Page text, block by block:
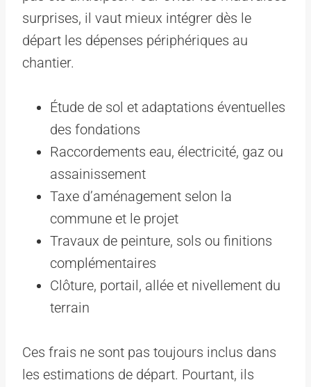
surprises, il vaut mieux intégrer dès le
départ les dépenses périphériques au
chantier.
Étude de sol et adaptations éventuelles
des fondations
Raccordements eau, électricité, gaz ou
assainissement
Taxe d’aménagement selon la
commune et le projet
Travaux de peinture, sols ou finitions
complémentaires
Clôture, portail, allée et nivellement du
terrain
Ces frais ne sont pas toujours inclus dans
les estimations de départ. Pourtant, ils